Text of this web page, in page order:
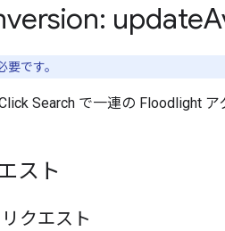
update
要です。
Search で一連の Floodlight
スト
クエスト